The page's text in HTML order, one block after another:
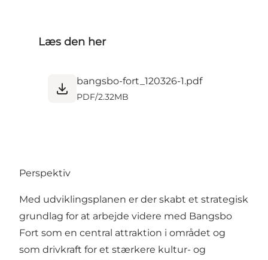
Læs den her
bangsbo-fort_120326-1.pdf
PDF/2.32MB
Perspektiv
Med udviklingsplanen er der skabt et strategisk
grundlag for at arbejde videre med Bangsbo
Fort som en central attraktion i området og
som drivkraft for et stærkere kultur- og